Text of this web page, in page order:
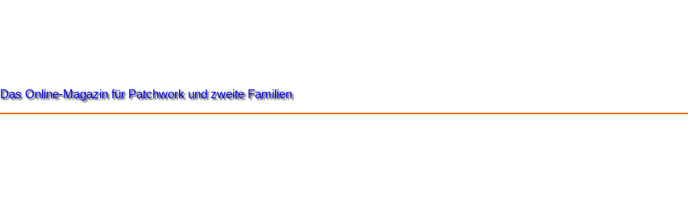
Das Online-Magazin für Patchwork und zweite Familien